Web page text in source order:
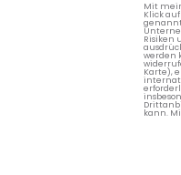
Mit
Klick
Risiken
werden
Karte),
kann.